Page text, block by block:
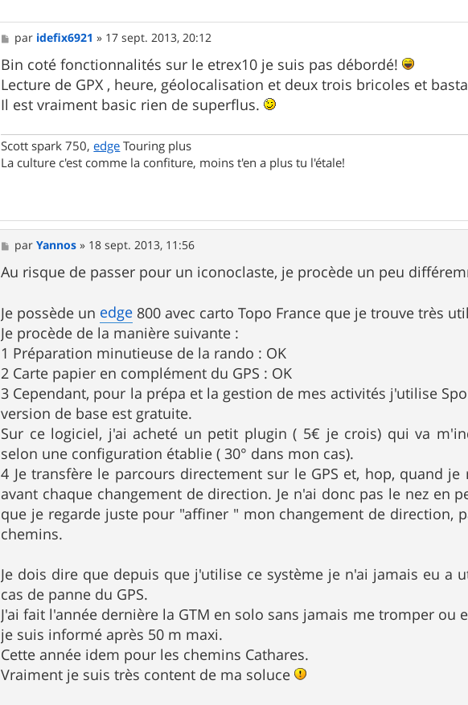
M
e
s
s
a
g
e
par idefix6921 » 17 sept. 2013, 20:12
Bin coté fonctionnalités sur le etrex10 je suis pas débordé!
Lecture de GPX , heure, géolocalisation et deux trois bricoles et
Il est vraiment basic rien de superflus.
Scott spark 750,edge Touring plus
La culture c'est comme la confiture, moins t'en a plus tu l'étale!
M
e
s
s
g
e
parYannos » 18 sept. 2013, 11:56
Au risque de passer pour un iconoclaste, je procède un peu
Je possède un edge 800 avec carto Topo France que je trouve très
Je procède de la manière suivante :
1 Préparation minutieuse de la rando : OK
2 Carte papier en complément du GPS : OK
3 Cependant, pour la prépa et la gestion de mes activités j'utilise
version de base est gratuite.
Sur ce logiciel, j'ai acheté un petit plugin ( 5€ je crois) qui va
selon une configuration établie ( 30° dans mon cas).
4 Je transfère le parcours directement sur le GPS et, hop, quand
avant chaque changement de direction. Je n'ai donc pas le nez en
que je regarde juste pour "affiner " mon changement de direction,
chemins.
Je dois dire que depuis que j'utilise ce système je n'ai jamais eu a
cas de panne du GPS.
J'ai fait l'année dernière la GTM en solo sans jamais me tromper ou
je suis informé après 50 m maxi.
Cette année idem pour les chemins Cathares.
Vraiment je suis très content de ma soluce